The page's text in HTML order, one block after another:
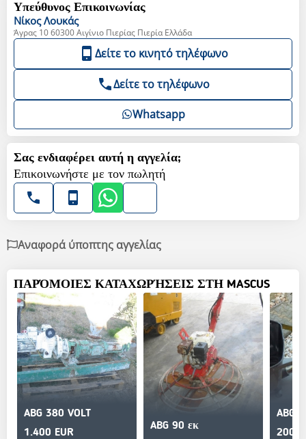
Υπεύθυνος Επικοινωνίας
Νίκος Λουκάς
Άγρας 10 60300 Αιγίνιο Πιερίας Πιερία Ελλάδα
Δείτε το κινητό τηλέφωνο
Δείτε το τηλέφωνο
Whatsapp
Σας ενδιαφέρει αυτή η αγγελία;
Επικοινωνήστε με τον πωλητή
Αναφορά ύποπτης αγγελίας
ΠΑΡΌΜΟΙΕΣ ΚΑΤΑΧΩΡΉΣΕΙΣ ΣΤΗ MASCUS
ABG 380 VOLT
1.400 EUR
ABG 90 εκ
ABG
200